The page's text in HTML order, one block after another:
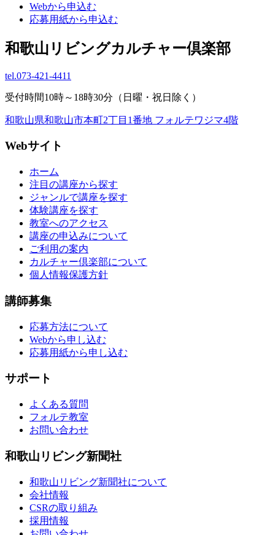
Webから申込む
応募用紙から申込む
和歌山リビングカルチャー倶楽部
tel.073-421-4411
受付時間10時～18時30分（日曜・祝日除く）
和歌山県和歌山市本町2丁目1番地 フォルテワジマ4階
Webサイト
ホーム
注目の講座から探す
ジャンルで講座を探す
体験講座を探す
教室へのアクセス
講座の申込みについて
ご利用の案内
カルチャー倶楽部について
個人情報保護方針
講師募集
応募方法について
Webから申し込む
応募用紙から申し込む
サポート
よくある質問
フォルテ教室
お問い合わせ
和歌山リビング新聞社
和歌山リビング新聞社について
会社情報
CSRの取り組み
採用情報